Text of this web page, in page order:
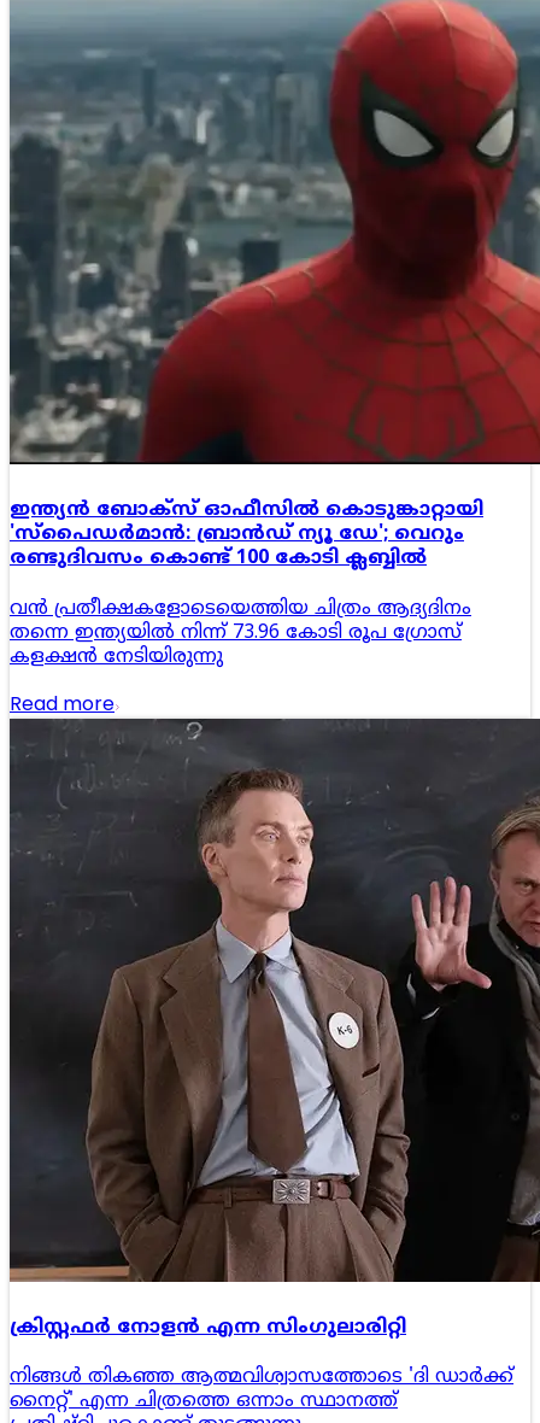
ഇന്ത്യൻ ബോക്‌സ് ഓഫീസിൽ കൊടുങ്കാറ്റായി
'സ്പൈഡർമാൻ: ബ്രാൻഡ് ന്യൂ ഡേ'; വെറും
രണ്ടുദിവസം കൊണ്ട് 100 കോടി ക്ലബ്ബിൽ
വൻ പ്രതീക്ഷകളോടെയെത്തിയ ചിത്രം ആദ്യദിനം
തന്നെ ഇന്ത്യയിൽ നിന്ന് 73.96 കോടി രൂപ ഗ്രോസ്
കളക്ഷൻ നേടിയിരുന്നു
Read more
ക്രിസ്റ്റഫർ നോളൻ എന്ന സിംഗുലാരിറ്റി
നിങ്ങൾ തികഞ്ഞ ആത്മവിശ്വാസത്തോടെ 'ദി ഡാർക്ക്
നൈറ്റ്' എന്ന ചിത്രത്തെ ഒന്നാം സ്ഥാനത്ത്